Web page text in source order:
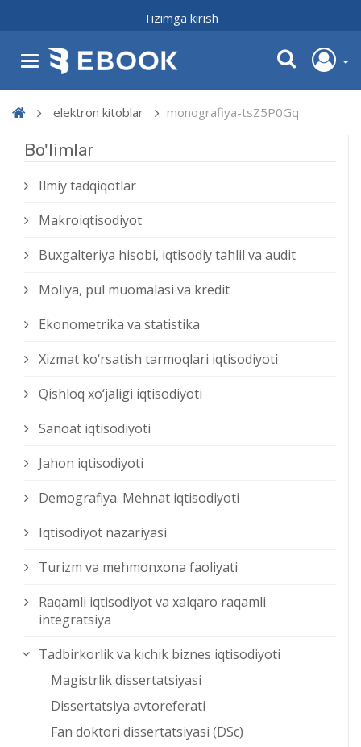
Tizimga kirish
elektron kitoblar monografiya-tsZ5P0Gq
Bo'limlar
Ilmiy tadqiqotlar
Makroiqtisodiyot
Buxgalteriya hisobi, iqtisodiy tahlil va audit
Moliya, pul muomalasi va kredit
Ekonometrika va statistika
Xizmat kо‘rsatish tarmoqlari iqtisodiyoti
Qishloq xо‘jaligi iqtisodiyoti
Sanoat iqtisodiyoti
Jahon iqtisodiyoti
Demografiya. Mehnat iqtisodiyoti
Iqtisodiyot nazariyasi
Turizm va mehmonxona faoliyati
Raqamli iqtisodiyot va xalqaro raqamli
integratsiya
Tadbirkorlik va kichik biznes iqtisodiyoti
Magistrlik dissertatsiyasi
Dissertatsiya avtoreferati
Fan doktori dissertatsiyasi (DSc)